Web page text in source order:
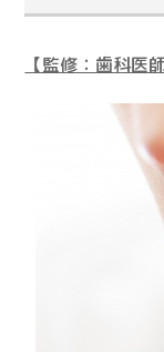
【監修：歯科医